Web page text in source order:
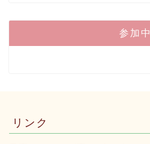
参加中
リンク